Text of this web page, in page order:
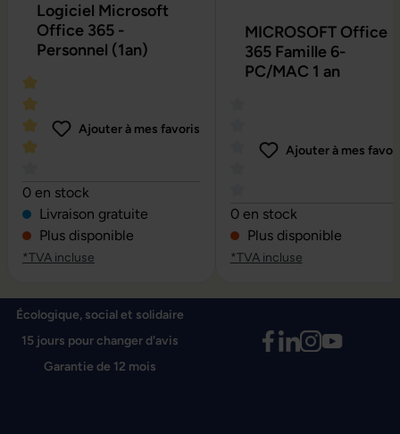
Logiciel Microsoft
Office 365 -
Personnel (1an)
Note moyenne de 4 sur 5 étoiles
Ajouter à mes favoris
0 en stock
Livraison gratuite
Plus disponible
*TVA incluse
MICROSOFT Office
365 Famille 6-
PC/MAC 1 an
Note moyenne de 0 sur 5
Ajouter à mes
0 en stock
Plus disponible
*TVA incluse
Écologique, social et solidaire
15 jours pour changer d'avis
Garantie de 12 mois